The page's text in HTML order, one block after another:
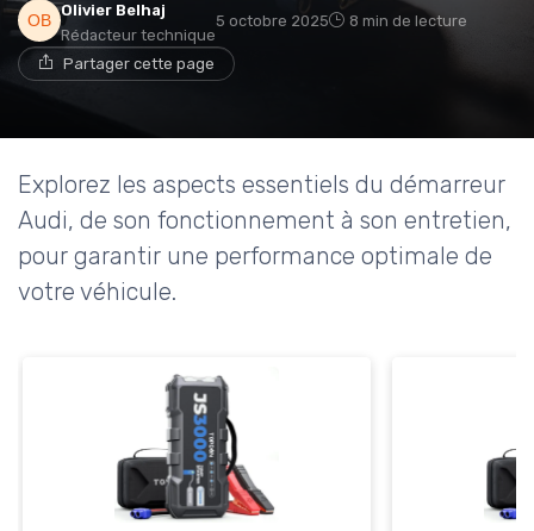
Olivier Belhaj
Rédacteur technique
5 octobre 2025 8 min de lecture
Partager cette page
Explorez les aspects essentiels du démarreur
Audi, de son fonctionnement à son entretien,
pour garantir une performance optimale de
votre véhicule.